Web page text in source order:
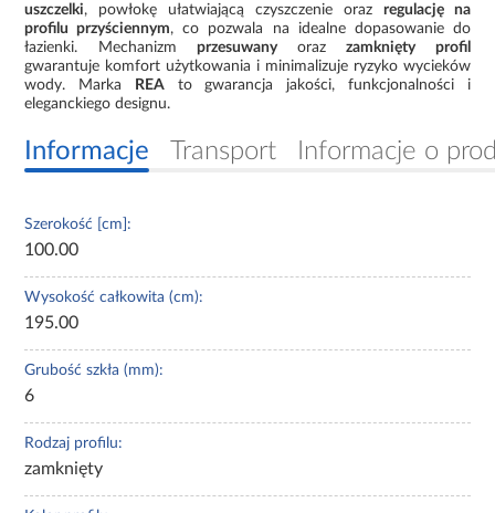
uszczelki, powłokę ułatwiającą czyszczenie oraz regulację na
profilu przyściennym, co pozwala na idealne dopasowanie do
łazienki. Mechanizm przesuwanyorazzamknięty profil
gwarantuje komfort użytkowania i minimalizuje ryzyko wycieków
wody. Marka
REAto gwarancja jakości, funkcjonalności i
eleganckiego designu.
Informacje Transport Informacje o
Szerokość [cm]:
100.00
Wysokość całkowita (cm):
195.00
Grubość szkła (mm):
6
Rodzaj profilu:
zamknięty